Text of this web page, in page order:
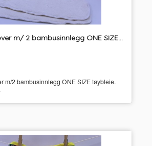
Ecopipo ai2 cover m/ 2 bambusinnlegg ONE SIZE tøybleie
m/2 bambusinnlegg ONE SIZE tøybleie.